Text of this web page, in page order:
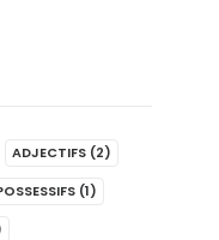
ADJECTIFS (2)
(1)